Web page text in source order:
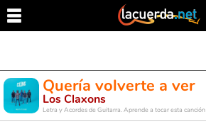
Quería volverte a ver
Los Claxons
Letra y Acordes de Guitarra. Aprende a tocar esta canción